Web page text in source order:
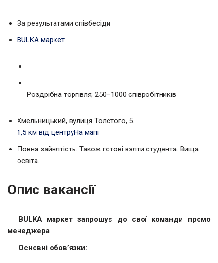
За результатами співбесіди
BULKA маркет
Роздрібна торгівля; 250–1000 співробітників
Хмельницький, вулиця Толстого, 5.
1,5 км від центруНа мапі
Повна зайнятість. Також готові взяти студента. Вища
освіта.
Опис вакансії
BULKA маркет запрошує до свої команди промо
менеджера
Основні обов’язки: